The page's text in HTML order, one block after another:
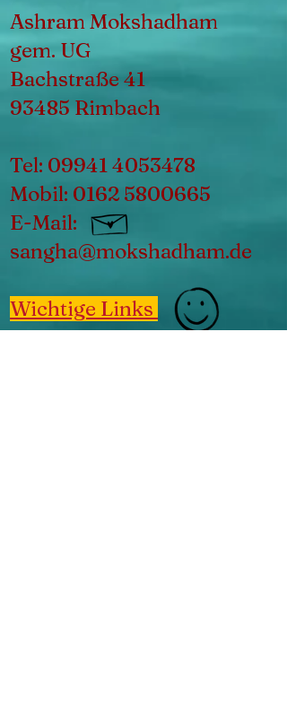
Ashram Mokshadham
gem. UG
Bachstraße 41
93485 Rimbach
Tel: 09941 4053478
Mobil: 0162 5800665
E-Mail:
sangha@mokshadham.de
Wichtige Links